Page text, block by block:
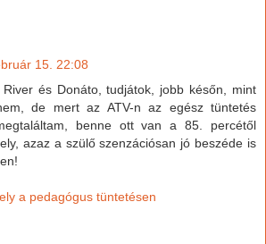
15. 22:08
River és Donáto, tudjátok, jobb későn, mint
de mert az ATV-n az egész tüntetés
benne ott van a 85. percétől
azaz a szülő szenzációsan jó beszéde is
a pedagógus tüntetésen